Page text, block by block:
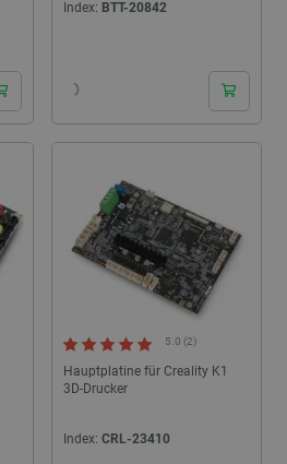
Index: BTT-20842
Hauptplatine für Creality K1
3D-Drucker
5.0 (2)
Index: CRL-23410